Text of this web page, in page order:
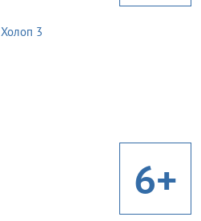
Холоп 3
6+